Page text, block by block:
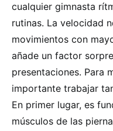
cualquier gimnasta
rutinas. La velocidad
movimientos con
añade un factor
presentaciones. Para
importante trabajar
En primer lugar, es
músculos de las